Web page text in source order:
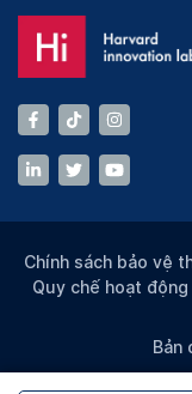
Chính sách bảo vệ
Quy chế hoạt động
Bản